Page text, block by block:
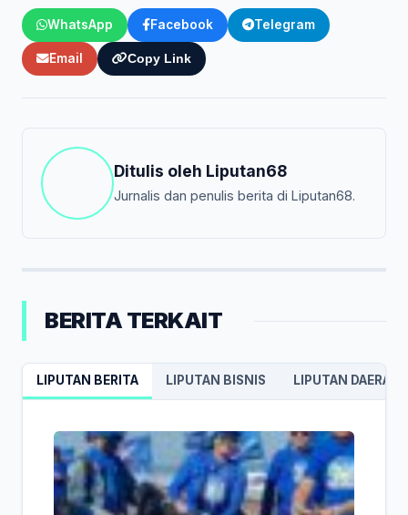
WhatsApp Facebook Telegram
Email Copy Link
Ditulis oleh Liputan68
Jurnalis dan penulis berita di Liputan68.
BERITA TERKAIT
LIPUTAN BERITA LIPUTAN BISNIS LIPUTAN DAERAH